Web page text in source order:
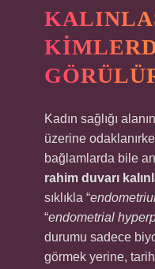
Kadın sağlığı
üzerine
bağlamlarda bile
rahim duvarı
sıklıkla “
“endometrial
durumu sadece
görmek yerine,